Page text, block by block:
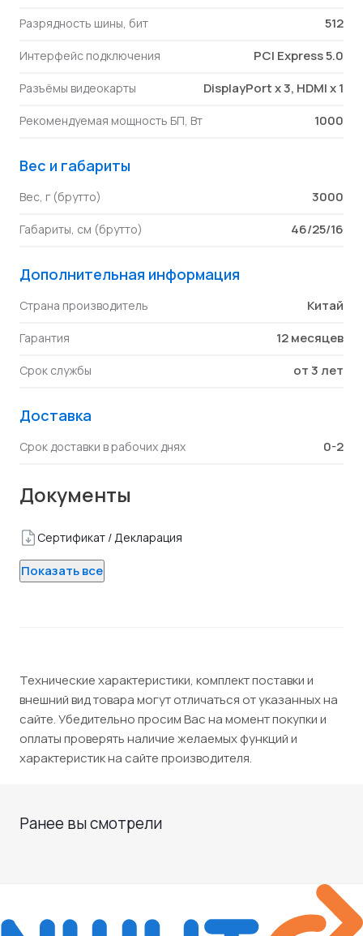
Разрядность шины, бит 512
Интерфейс подключения PCI Express 5.0
Разъёмы видеокарты DisplayPort x 3, HDMI x 1
Рекомендуемая мощность БП, Вт 1000
Вес и габариты
Вес, г (брутто) 3000
Габариты, см (брутто) 46/25/16
Дополнительная информация
Страна производитель Китай
Гарантия 12 месяцев
Срок службы от 3 лет
Доставка
Срок доставки в рабочих днях 0-2
Документы
Сертификат / Декларация
Показать все
Технические характеристики, комплект поставки и
внешний вид товара могут отличаться от указанных на
сайте. Убедительно просим Вас на момент покупки и
оплаты проверять наличие желаемых функций и
характеристик на сайте производителя.
Ранее вы смотрели